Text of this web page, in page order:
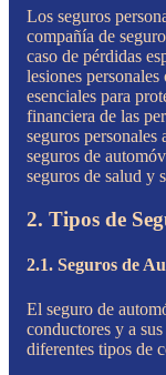
Los seguros
compañía de
caso de pérdidas
lesiones
esenciales para
financiera de las
seguros
seguros de
seguros de salud y
2. Tipos de
2.1. Seguros de
El seguro de
conductores y a
diferentes tipos de